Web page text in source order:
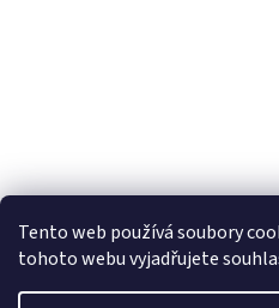
Tento web používá soubory
tohoto webu vyjadřujete